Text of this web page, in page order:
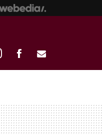
MAIL